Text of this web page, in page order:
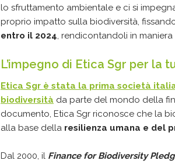
lo sfruttamento ambientale e ci si
proprio impatto sulla biodiversità,
entro il 2024, rendicontandoli in
L’impegno di Etica Sgr per la
Etica Sgr è stata la prima società
biodiversità da parte del mondo della
documento, Etica Sgr riconosce che la
alla base della resilienza umana e del
Dal 2000, il Finance for Biodiversity